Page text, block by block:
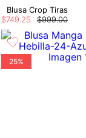
Blusa Crop Tiras
$999.00
$749 25
25%